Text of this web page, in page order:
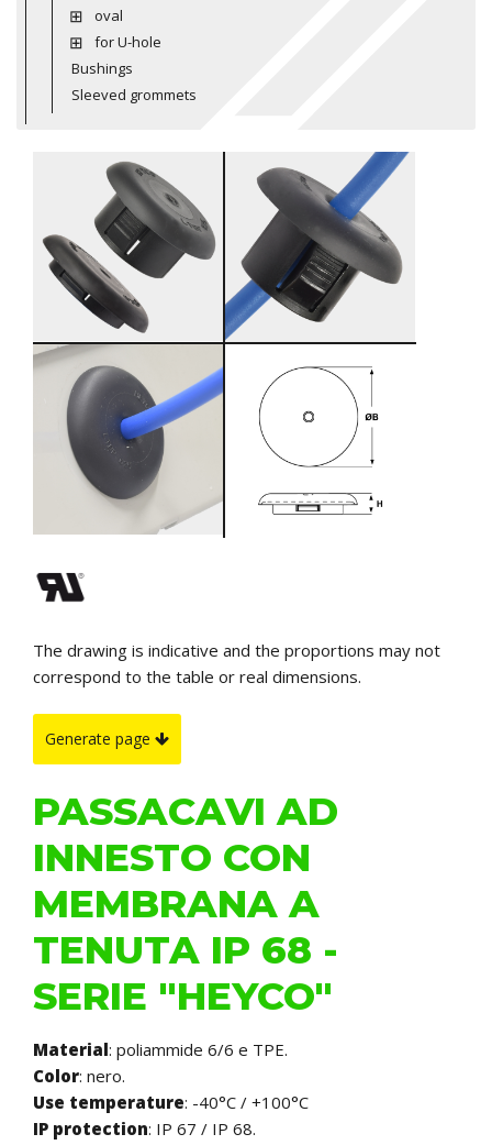
oval
for U-hole
Bushings
Sleeved grommets
The drawing is indicative and the proportions may not
correspond to the table or real dimensions.
Generate page
PASSACAVI AD
INNESTO CON
MEMBRANA A
TENUTA IP 68 -
SERIE "HEYCO"
Material: poliammide 6/6 e TPE.
Color: nero.
Use temperature: -40°C / +100°C
IP protection: IP 67 / IP 68.